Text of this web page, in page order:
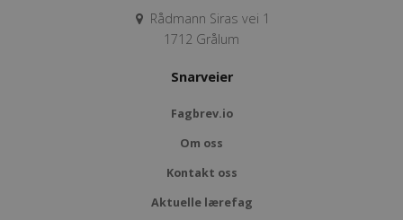
Rådmann Siras vei 1
1712 Grålum
Snarveier
Fagbrev.io
Om oss
Kontakt oss
Aktuelle lærefag